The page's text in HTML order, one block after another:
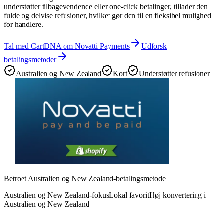
understøtter tilbagevendende eller one-click betalinger, tillader den
fulde og delvise refusioner, hvilket gør den til en fleksibel mulighed
for handlere.
Tal med CartDNA om Novatti Payments
Udforsk
betalingsmetoder
Australien og New Zealand
Kort Understøtter refusioner
Betroet Australien og New Zealand-betalingsmetode
Australien og New Zealand-fokusLokal favoritHøj konvertering i
Australien og New Zealand